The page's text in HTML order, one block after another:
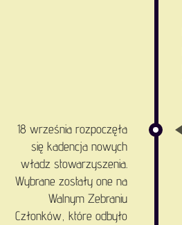
18 września rozpoczęła
się kadencja nowych
władz stowarzyszenia.
Wybrane zostały one na
Walnym Zebraniu
Członków, które odbyło